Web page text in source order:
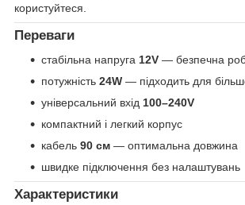
користуйтеся.
Переваги
стабільна напруга 12V — безпечна
потужність 24W — підходить для
універсальний вхід 100–240V
компактний і легкий корпус
кабель 90 см — оптимальна довжина
швидке підключення без налаштувань
Характеристики